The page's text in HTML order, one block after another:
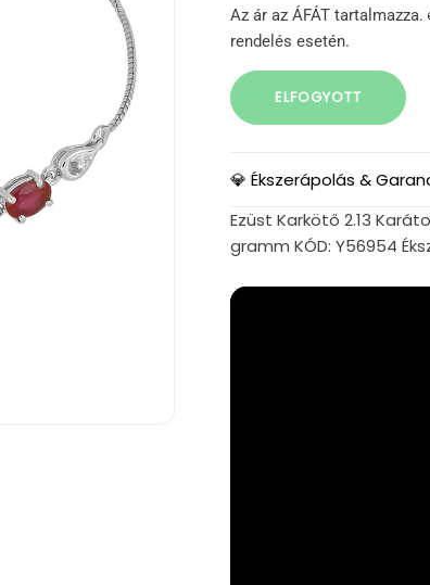
Az ár az ÁFÁT
rendelés esetén.
ELFOGYOTT
💎 Ékszerápolás &
Ezüst Karkötő 2.13
gramm KÓD: Y56954